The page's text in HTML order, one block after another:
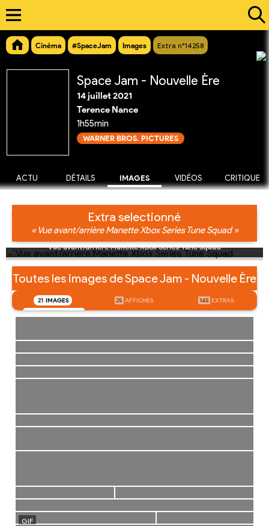
Cinéma #SpaceJam Images Extra n°14258
Space Jam - Nouvelle Ère
14 juillet 2021
Terence Nance
1h55min
WARNER BROS. PICTURES
ACTU DÉTAILS IMAGES VIDÉOS CRITIQUE
Extra selectionné
« Vue avant/arrière Manette Xbox Series Tune Squad »
Vue avant/arrière Manette Xbox Series Tune Squad
Toutes les images de Space Jam - Nouvelle Ère
21 IMAGES 25 AFFICHES 145 EXTRAS